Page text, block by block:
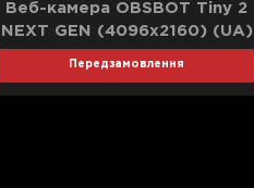
Веб-камера OBSBOT Tiny 2
NEXT GEN (4096x2160) (UA)
Передзамовлення